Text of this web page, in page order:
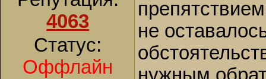
4063
Статус:
Оффлайн
не